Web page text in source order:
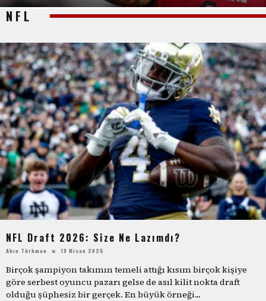
NFL
NFL Draft 2026: Size Ne Lazımdı?
Akın Türkmen 19 Nisan 2026
Birçok şampiyon takımın temeli attığı kısım birçok kişiye
göre serbest oyuncu pazarı gelse de asıl kilit nokta draft
olduğu şüphesiz bir gerçek. En büyük örneği...